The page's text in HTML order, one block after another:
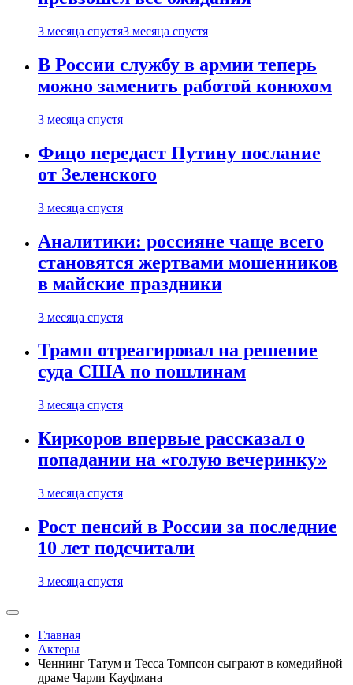
3 месяца спустя3 месяца спустя
В России службу в армии теперь
можно заменить работой конюхом
3 месяца спустя
Фицо передаст Путину послание
от Зеленского
3 месяца спустя
Аналитики: россияне чаще всего
становятся жертвами мошенников
в майские праздники
3 месяца спустя
Трамп отреагировал на решение
суда США по пошлинам
3 месяца спустя
Киркоров впервые рассказал о
попадании на «голую вечеринку»
3 месяца спустя
Рост пенсий в России за последние
10 лет подсчитали
3 месяца спустя
Главная
Актеры
Ченнинг Татум и Тесса Томпсон сыграют в комедийной
драме Чарли Кауфмана